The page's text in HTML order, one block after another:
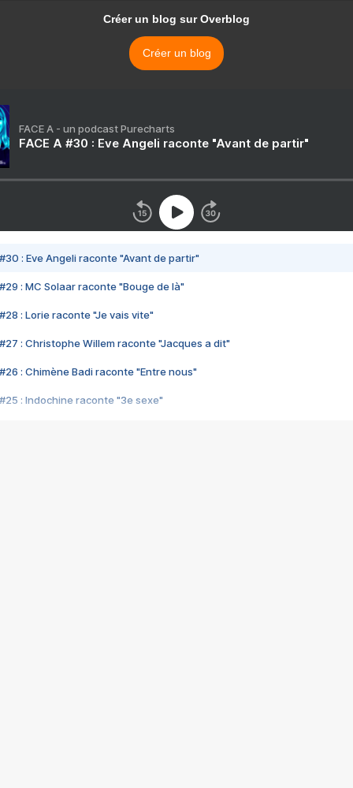
Créer un blog sur Overblog
Créer un blog
FACE A - un podcast Purecharts
FACE A #30 : Eve Angeli raconte "Avant de partir"
#30 : Eve Angeli raconte "Avant de partir"
#29 : MC Solaar raconte "Bouge de là"
#28 : Lorie raconte "Je vais vite"
#27 : Christophe Willem raconte "Jacques a dit"
#26 : Chimène Badi raconte "Entre nous"
#25 : Indochine raconte "3e sexe"